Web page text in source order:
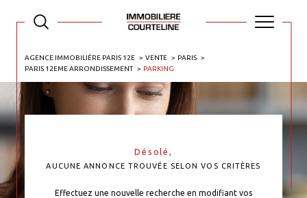
AGENCE IMMOBILIÈRE PARIS 12E VENTE
PARIS
PARIS 12EME ARRONDISSEMENT
PARKING
Désolé,
AUCUNE ANNONCE TROUVÉE SELON VOS CRITÈRES
Effectuez une nouvelle recherche en modifiant vos